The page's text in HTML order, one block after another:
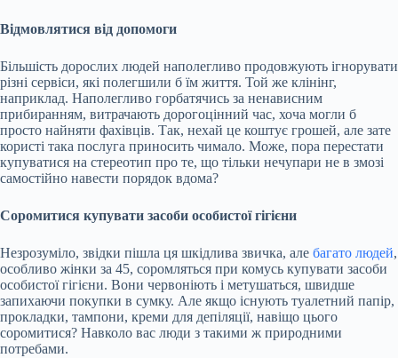
Відмовлятися від допомоги
Більшість дорослих людей наполегливо продовжують ігнорувати
різні сервіси, які полегшили б їм життя. Той же клінінг,
наприклад. Наполегливо горбатячись за ненависним
прибиранням, витрачають дорогоцінний час, хоча могли б
просто найняти фахівців. Так, нехай це коштує грошей, але зате
користі така послуга приносить чимало. Може, пора перестати
купуватися на стереотип про те, що тільки нечупари не в змозі
самостійно навести порядок вдома?
Соромитися купувати засоби особистої гігієни
Незрозуміло, звідки пішла ця шкідлива звичка, але багато людей,
особливо жінки за 45, соромляться при комусь купувати засоби
особистої гігієни. Вони червоніють і метушаться, швидше
запихаючи покупки в сумку. Але якщо існують туалетний папір,
прокладки, тампони, креми для депіляції, навіщо цього
соромитися? Навколо вас люди з такими ж природними
потребами.